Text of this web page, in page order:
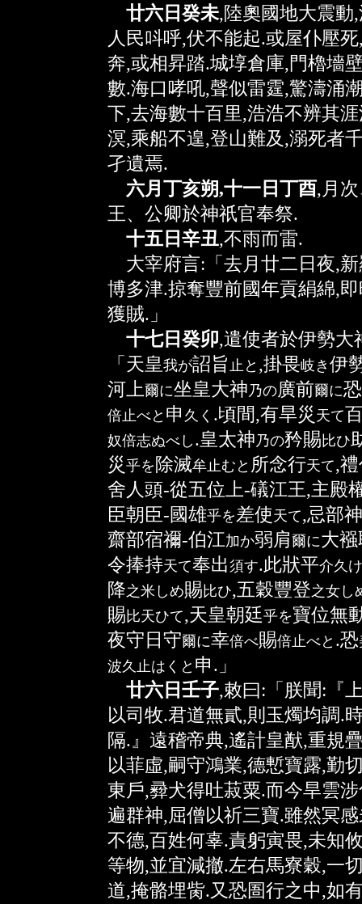
廿六日癸未,陸奧國地大震動
人民呌呼,伏不能起.或屋仆壓
奔,或相昇踏.城埻倉庫,門櫓墻
數.海口哮吼,聲似雷霆,驚濤涌
下,去海數十百里,浩浩不辨其
溟,乘船不遑,登山難及,溺死者
孑遺焉.
六月丁亥朔,十一日丁酉,月
王、公卿於神祇官奉祭.
十五日辛丑,不雨而雷.
大宰府言:「去月廿二日夜,
博多津.掠奪豐前國年貢絹綿,
獲賊.」
十七日癸卯,遣使者於伊勢大
「天皇我が詔旨止 と ,掛畏岐き 伊
河上爾に坐皇大神乃の廣前爾に恐
倍止べと 申 久 く .頃間,有旱災 天て
奴倍志ぬべし .皇太神乃の矜賜 比ひ
災 乎を除滅牟止むと 所念行天て,
舍人頭-從五位上-礒江王,主殿
臣朝臣-國雄乎を差使天て,忌部
齋部宿禰-伯江加か弱肩爾に大
令捧持天て奉出須す.此狀平介久
降之米 しめ賜 比ひ,五穀豐登之女 し
賜 比天ひて,天皇朝廷乎を寶位無
夜守日守爾に幸倍べ賜倍止べと .恐
波久止はくと 申.」
廿六日壬子,敕曰:「朕聞:『
以司牧.君道無貳,則玉燭均調.
隔.』遠稽帝典,遙計皇猷,重規
以菲虛,嗣守鴻業,德慙寶露,勤
東戶,彛犬得吐菽粟.而今旱雲
遍群神,屈僧以祈三寶.雖然冥
不德,百姓何辜.責躬寅畏,未知
等物,並宜減撤.左右馬寮穀,一
道,掩骼埋胔.又恐圄行之中,如